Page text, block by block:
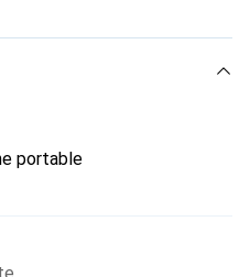
Noreve est un choix
portable